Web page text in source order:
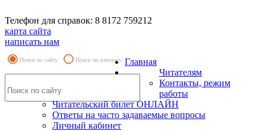
Телефон для справок: 8 8172 759212
карта сайта
написать нам
Поиск по сайту Поиск по каталогу Главная
Читателям
Контакты, режим
работы
Читательский билет ОНЛАЙН
Ответы на часто задаваемые вопросы
Личный кабинет